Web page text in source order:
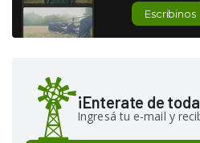
Escribinos
¡Enterate de
Ingresá tu e-mail y